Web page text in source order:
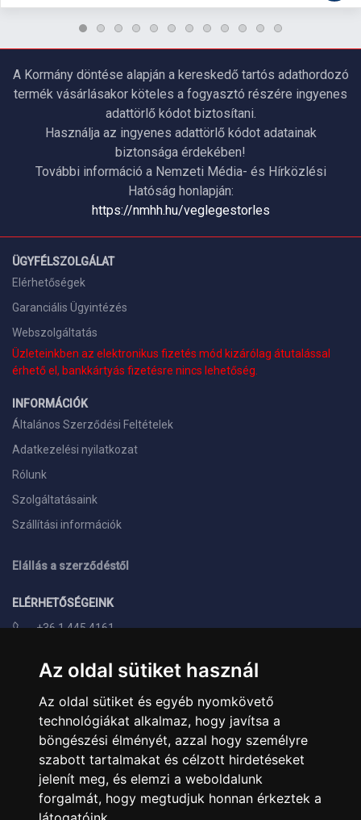
Az oldal sütiket használ
Az oldal sütiket és egyéb nyomkövető
technológiákat alkalmaz, hogy javítsa a
böngészési élményét, azzal hogy személyre
szabott tartalmakat és célzott hirdetéseket
jelenít meg, és elemzi a weboldalunk
forgalmát, hogy megtudjuk honnan érkeztek a
A Kormány döntése alapján a kereskedő tartós adathordozó
termék vásárlásakor köteles a fogyasztó részére ingyenes
adattörlő kódot biztosítani.
Használja az ingyenes adattörlő kódot adatainak
biztonsága érdekében!
További információ a Nemzeti Média- és Hírközlési
Hatóság honlapján:
https://nmhh.hu/veglegestorles
ÜGYFÉLSZOLGÁLAT
Elérhetőségek
Garanciális Ügyintézés
Webszolgáltatás
Üzleteinkben az elektronikus fizetés mód kizárólag átutalással
érhető el, bankkártyás fizetésre nincs lehetőség.
INFORMÁCIÓK
Általános Szerződési Feltételek
Adatkezelési nyilatkozat
Rólunk
Szolgáltatásaink
Szállítási információk
Elállás a szerződéstől
ELÉRHETŐSÉGEINK
+36 1 445 4161
info@landcomputer.hu
1148 Budapest, Nagy Lajos király útja 24.
Nyitvatartás és kapcsolat
PARTNEREINK
Árukereső.hu